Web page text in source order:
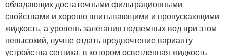
обладающих достаточными фильтрационными
свойствами и хорошо впитывающими и пропускающими
жидкость, а уровень залегания подземных вод при этом
невысокий, лучше отдать предпочтение варианту
устройства септика, в котором осветленная жидкость